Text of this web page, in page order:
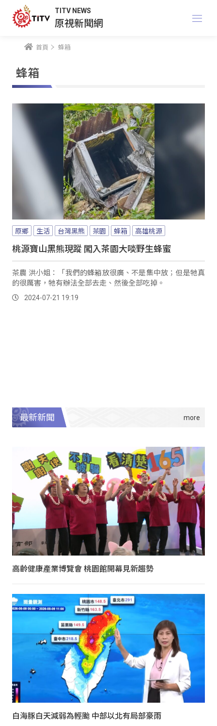
TITV NEWS
原視新聞網
首頁 蜂箱
蜂箱
原鄉 生活 台灣黑熊 茶園 蜂箱 高雄桃源
桃源寶山黑熊現蹤 闖入茶園大啖野生蜂蜜
茶農 洪小姐：「我們的蜂箱放很廣、不是集中放；但是牠真
的很厲害，牠有辦法全部去走、然後全部吃掉。
2024-07-21 19:19
最新新聞
高齡健康產業博覽會 桃園館開幕見新趨勢
白海豚白天減弱為輕颱 中部以北有局部豪雨